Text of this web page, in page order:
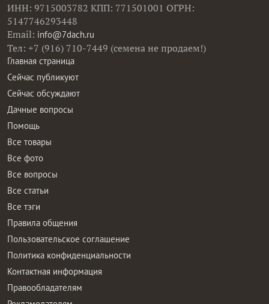
ИНН: 9715003782 КПП: 771501001 ОГРН:
5147746293448
Email: info@7dach.ru
Тел: +7 (916) 710-7449 (семена не продаем!)
Главная страница
Сейчас публикуют
Сейчас обсуждают
Дачные вопросы
Помощь
Все товары
Все фото
Все вопросы
Все статьи
Все тэги
Правила общения
Пользовательское соглашение
Политика конфиденциальности
Контактная информация
Правообладателям